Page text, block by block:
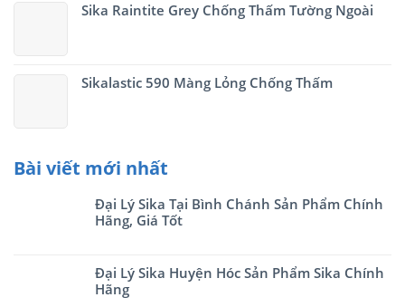
Sika Raintite Grey Chống Thấm Tường Ngoài
Sikalastic 590 Màng Lỏng Chống Thấm
Bài viết mới nhất
Đại Lý Sika Tại Bình Chánh Sản Phẩm Chính
Hãng, Giá Tốt
Đại Lý Sika Huyện Hóc Sản Phẩm Sika Chính
Hãng